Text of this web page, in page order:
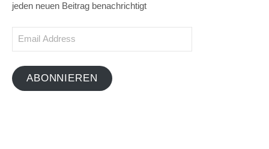
jeden neuen Beitrag benachrichtigt
ABONNIEREN